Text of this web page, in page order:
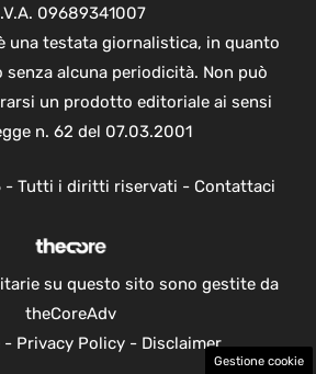
09689341007
una testata giornalistica, in quanto
senza alcuna periodicità. Non può
un prodotto editoriale ai sensi
n. 62 del 07.03.2001
- Tutti i diritti riservati - Contattaci
su questo sito sono gestite da
theCoreAdv
- Privacy Policy- Disclaimer
Gestione cookie